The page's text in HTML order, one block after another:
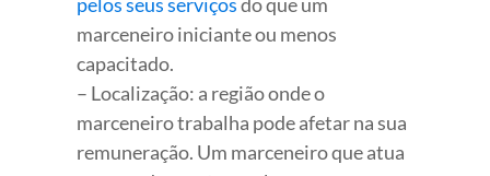
marceneiro iniciante ou menos
capacitado.
– Localização: a região onde o
marceneiro trabalha pode afetar na sua
remuneração. Um marceneiro que atua